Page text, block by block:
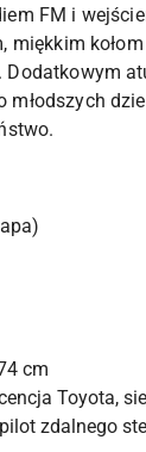
FM i
miękkim
cm
Toyota,
zdalnego